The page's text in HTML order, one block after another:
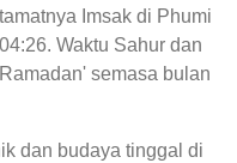
Imsak di Phumi
Waktu Sahur dan
semasa bulan
dan budaya tinggal di